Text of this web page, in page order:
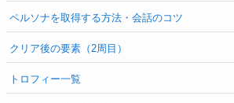
ペルソナを取得する方法・会話のコツ
クリア後の要素（2周目）
トロフィー一覧